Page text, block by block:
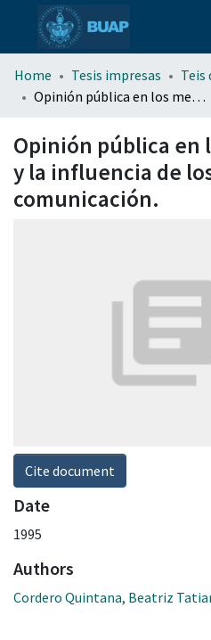
menu.section.about_menu
Home Tesis impresas
Teis
Opinión pública en los medios rurales y la influencia de los medios de comunicación.
Opinión pública en
y la influencia de
comunicación.
Cite document
Date
1995
Authors
Cordero Quintana, Beatriz